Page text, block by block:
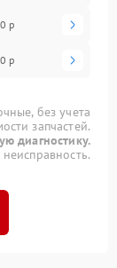
р
р
без учета
запчастей.
диагностику.